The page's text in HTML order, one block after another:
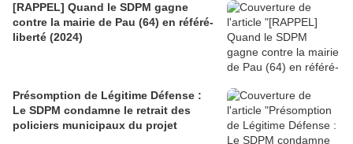
[RAPPEL] Quand le SDPM gagne
contre la mairie de Pau (64) en référé-
liberté (2024)
Présomption de Légitime Défense :
Le SDPM condamne le retrait des
policiers municipaux du projet